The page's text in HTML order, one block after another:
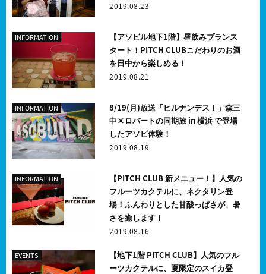
2019.08.23
INFORMATION
【アソビル地下1階】昼飲みプランス
タート！PITCH CLUBこだわりのお酒
を日中から楽しめる！
2019.08.21
INFORMATION
8/19(月)放送「ヒルナンデス！」森三
中×ロバートの同期旅 in 横浜 で登場
したアソビ体験！
2019.08.19
INFORMATION
【PITCH CLUB 新メニュー！】人気の
フルーツカクテルに、ネクタリン登
場！ふんわりとした甘酸っぱさが、暑
さを癒します！
2019.08.16
EVENTS
【地下1階 PITCH CLUB】人気のフル
ーツカクテルに、夏限定のスイカ登